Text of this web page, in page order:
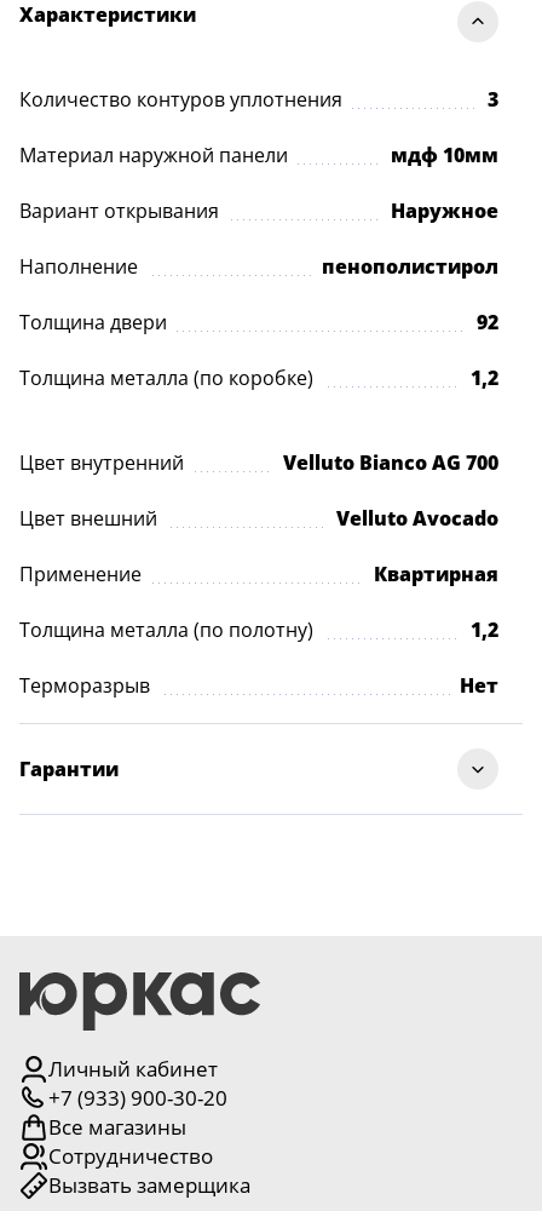
Характеристики
Количество контуров уплотнения 3
Материал наружной панели мдф 10мм
Вариант открывания Наружное
Наполнение пенополистирол
Толщина двери 92
Толщина металла (по коробке) 1,2
Цвет внутренний Velluto Bianco AG 700
Цвет внешний Velluto Avocado
Применение Квартирная
Толщина металла (по полотну) 1,2
Терморазрыв Нет
Гарантии
Личный кабинет
+7 (933) 900-30-20
Все магазины
Сотрудничество
Вызвать замерщика